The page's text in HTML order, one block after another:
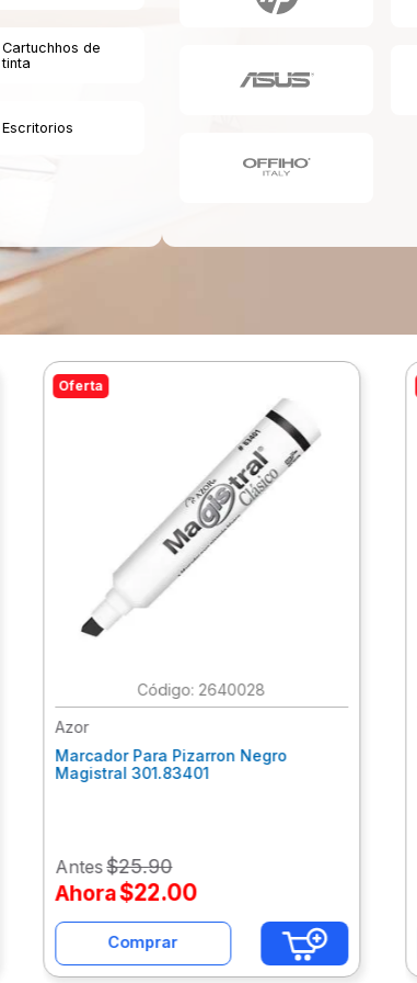
Cartuchhos de
tinta
Escritorios
Oferta
: 2640028
Azor
Marcador Para Pizarron Negro
Magistral 301.83401
Antes$25.90
Ahora$22.00
Comprar